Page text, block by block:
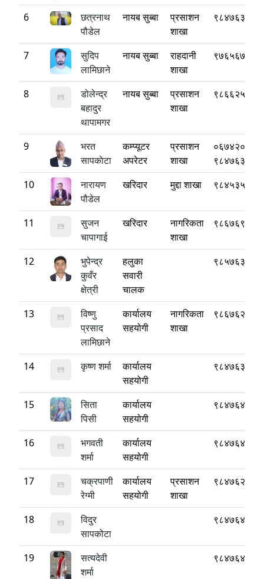
6
छत्रनाथ
पौडेल
नायब सुब्बा
प्रसाशन
शाखा
7
सुदिप
लामिछाने
नायब सुब्बा
राहदानी
शाखा
8
डोलेन्द्र
बहादुर
थापामगर
नायब सुब्बा
प्रसाशन
शाखा
9
भरत
सापकाेटा
कम्प्यूटर
अपरेटर
प्रसाशन
शाखा
०६७४२०१३४
10
नारायण
पौडेल
खरिदार मुद्दा शाखा
11
सुजन
चापागाई
खरिदार
नागरिकता
शाखा
12
भुपेन्द्र
कुवँर
क्षेत्री
हलुका
सवारी
चालक
13
विष्णु
प्रसाद
लामिछाने
कार्यालय
सहयोगी
नागरिकता
शाखा
14 कृष्ण शर्मा
कार्यालय
सहयोगी
15
सिता
पि‍सी‍
कार्यालय
सहयोगी
16
भगवती
शर्मा
कार्यालय
सहयोगी
17
चक्रपाणी
रेग्मी
कार्यालय
सहयोगी
प्रसाशन
शाखा
18
विदुर
सापकोटा
19
सत्यदेवी
शर्मा